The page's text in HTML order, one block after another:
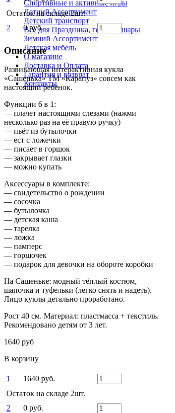
Спортивные и активные игры
Летний Ассортимент
Детский транспорт
Все для Праздника, гелевые шары
Зимний Ассортимент
Детская мебель
О магазине
Доставка и Оплата
Гарантия и возврат
Контакты
Остаток на складе 2шт.
2
0 руб.
Описание
Развивающая интерактивная кукла
«Сашенька» ТМ «Карапуз» совсем как
настоящий ребёнок.
Функции 6 в 1:
— плачет настоящими слезами (нажми
несколько раз на её правую ручку)
— пьёт из бутылочки
— ест с ложечки
— писает в горшок
— закрывает глазки
— можно купать
Аксессуары в комплекте:
— свидетельство о рождении
— сосочка
— бутылочка
— детская каша
— тарелка
— ложка
— памперс
— горшочек
— подарок для девочки на обороте коробки
На Сашеньке: модный тёплый костюм,
шапочка и туфельки (легко снять и надеть).
Лицо куклы детально проработано.
Рост 40 см. Материал: пластмасса + текстиль.
Рекомендовано детям от 3 лет.
1640 руб
В корзину
1
1640 руб.
Остаток на складе 2шт.
2
0 руб.